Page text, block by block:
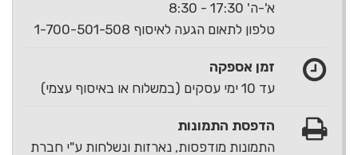
א'-ה' 17:30 - 8:30
טלפון לתאום הגעה לאיסוף 1-700-501-508
זמן אספקה
עד 10 ימי עסקים (במשלוח או באיסוף עצמי)
הדפסת התמונות
התמונות מודפסות, נארזות ונשלחות ע"י חברת